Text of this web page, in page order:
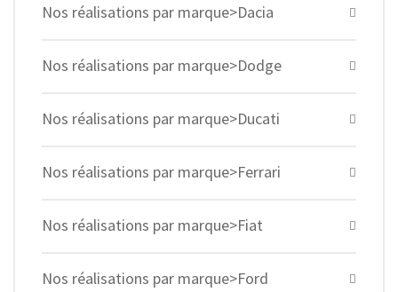
Nos réalisations par marque>Dacia
Nos réalisations par marque>Dodge
Nos réalisations par marque>Ducati
Nos réalisations par marque>Ferrari
Nos réalisations par marque>Fiat
Nos réalisations par marque>Ford